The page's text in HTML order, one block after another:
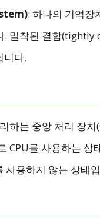
: 하나의 기억장
. 밀착된 결합
니다.
하는 중앙 처리 장치
CPU를 사용하는 상
사용하지 않는 상태